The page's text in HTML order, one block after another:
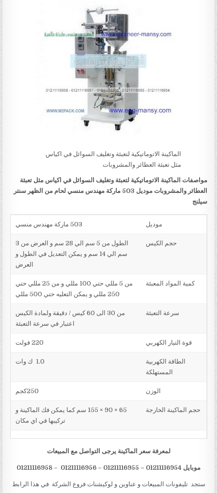
الماكينة الاتوماتيكية لتعبئة وتغليف السوائل في اكياس
مثل تعبئة العطائر والمشروبات
مواصفات الماكينة الاتوماتيكية لتعبئة وتغليف السوائل في اكياس مثل تعبئة
العطائر والمشروباتموديل
ماركة مهندس منسي لحام من الظهر سنتر
سيلنج
موديل 503 ماركة مهندس منسي
حجم الكيس
الطول من 5 سم الي 28 سم و العرض من 3
سم الي 14 سم و يمكن التعديل في الطول و
العرض
كمية المواد المعبئة
من 5 مللي حتي 100 مللي و من 25 مللي حتي
250 مللي و يمكن التعليه حتي 500 مللي
سرعة التعبئة
من 30 الى 60 كيس / دقيقة ولمادة الكيس
اعتبار في سرعة التعبئة
قوة التيار الكهربي
الطاقة الكهربية
المستهلكة
1.0 ك وات
الوزن
حجم الماكينة الخارجة
65 × 90 × 155 سم كما يمكن فك الماكينة و
تركيبها في اي مكان
لمعرفة سعر الماكينة يرجى التواصل مع المبيعات
موبايل 01211 116954 – 01211116955 – 01211116956 – 01211116958
ستجد تليفونات المبيعات و عناوين و لوكيشنات فروع الشركة في هذا الرابط